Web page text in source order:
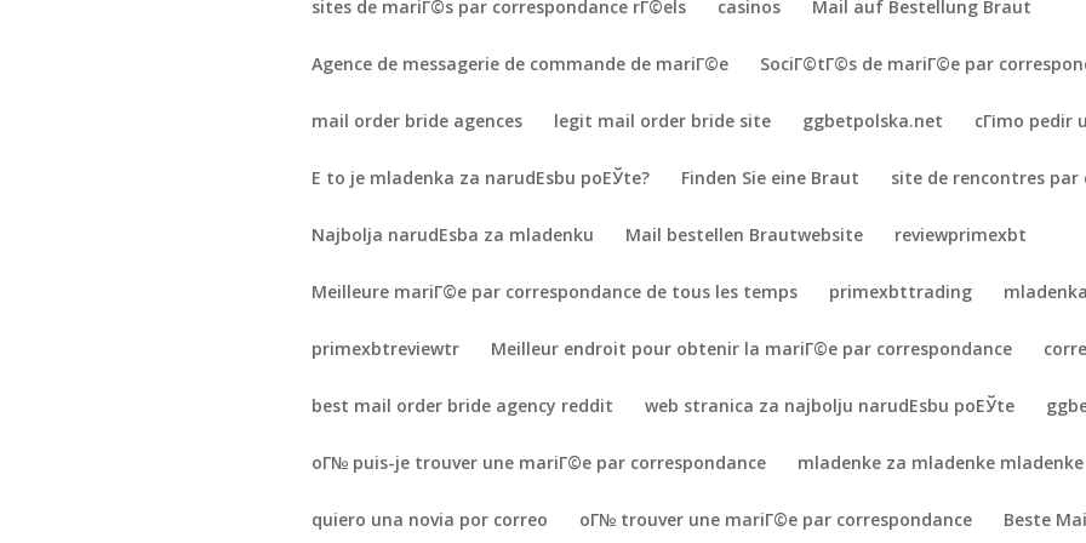
sites de mariГ©s par correspondance rГ©els casinos Mail auf Bestellung Braut
Agence de messagerie de commande de mariГ©e SociГ©tГ©s de mariГ©e par
mail order bride agences legit mail order bride site ggbetpolska.net cГіmo pedir
Е to je mladenka za narudЕѕbu poЕЎte? Finden Sie eine Braut site de rencontres
Najbolja narudЕѕba za mladenku Mail bestellen Brautwebsite reviewprimexbt
Meilleure mariГ©e par correspondance de tous les temps primexbttrading
primexbtreviewtr Meilleur endroit pour obtenir la mariГ©e par correspondance
best mail order bride agency reddit web stranica za najbolju narudЕѕbu poЕЎte
oГ№ puis-je trouver une mariГ©e par correspondance mladenke za mladenke mladenke
quiero una novia por correo oГ№ trouver une mariГ©e par correspondance Beste